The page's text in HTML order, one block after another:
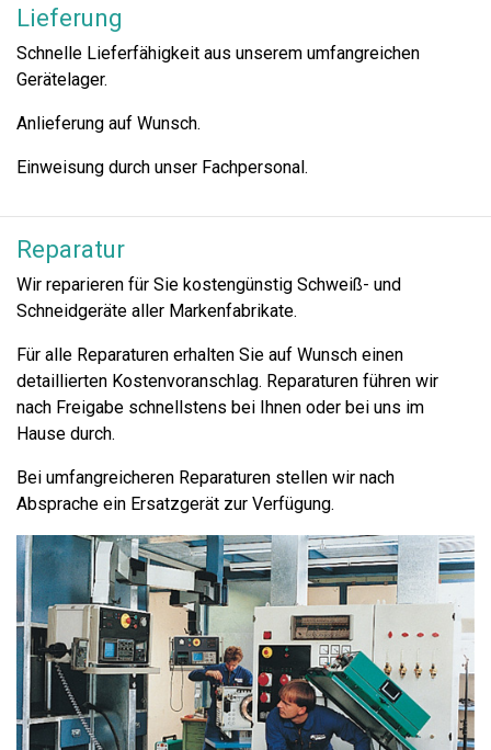
Lieferung
Schnelle Lieferfähigkeit aus unserem umfangreichen
Gerätelager.
Anlieferung auf Wunsch.
Einweisung durch unser Fachpersonal.
Reparatur
Wir reparieren für Sie kostengünstig Schweiß- und
Schneidgeräte aller Markenfabrikate.
Für alle Reparaturen erhalten Sie auf Wunsch einen
detaillierten Kostenvoranschlag. Reparaturen führen wir
nach Freigabe schnellstens bei Ihnen oder bei uns im
Hause durch.
Bei umfangreicheren Reparaturen stellen wir nach
Absprache ein Ersatzgerät zur Verfügung.